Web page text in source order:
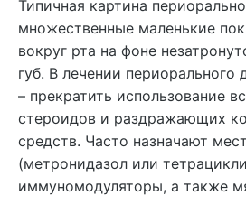
Типичная картина
множественные маленькие
вокруг рта на фоне
губ. В лечении периорального
– прекратить использование
стероидов и раздражающих
средств. Часто назначают
(метронидазол или
иммуномодуляторы, а также